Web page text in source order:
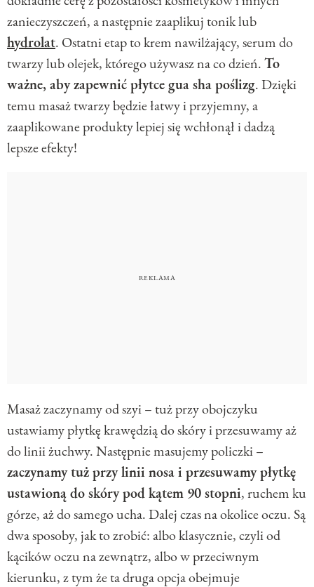
zanieczyszczeń, a następnie zaaplikuj tonik lub
hydrolat. Ostatni etap to krem nawilżający, serum do
twarzy lub olejek, którego używasz na co dzień.To
ważne, aby zapewnić płytce gua sha poślizg. Dzięki
temu masaż twarzy będzie łatwy i przyjemny, a
zaaplikowane produkty lepiej się wchłonął i dadzą
lepsze efekty!
Masaż zaczynamy od szyi – tuż przy obojczyku
ustawiamy płytkę krawędzią do skóry i przesuwamy aż
do linii żuchwy. Następnie masujemy policzki –
zaczynamy tuż przy linii nosa i przesuwamy płytkę
ustawioną do skóry pod kątem 90 stopni, ruchem ku
górze, aż do samego ucha. Dalej czas na okolice oczu. Są
dwa sposoby, jak to zrobić: albo klasycznie, czyli od
kącików oczu na zewnątrz, albo w przeciwnym
kierunku, z tym że ta druga opcja obejmuje